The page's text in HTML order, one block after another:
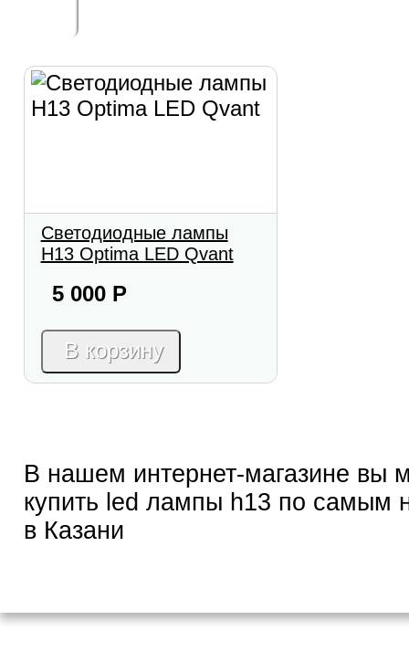
Светодиодные лампы
H13 Optima LED Qvant
5 000 Р
В корзину
В нашем интернет-магазине вы
купить led лампы h13 по самым
в Казани